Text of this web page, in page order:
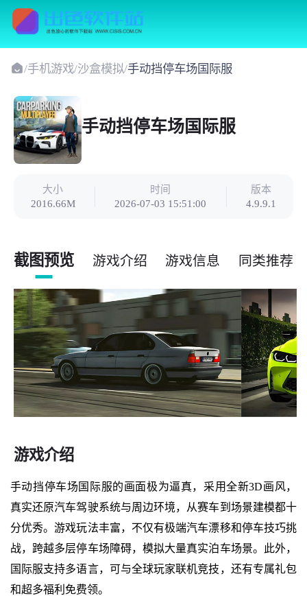
/手机游戏/沙盒模拟/手动挡停车场国际服
手动挡停车场国际服
大小
2016.66M
时间
2026-07-03 15:51:00
版本
4.9.9.1
截图预览 游戏介绍 游戏信息 同类推荐
游戏介绍
手动挡停车场国际服的画面极为逼真，采用全新3D画风，
真实还原汽车驾驶系统与周边环境，从赛车到场景建模都十
分优秀。游戏玩法丰富，不仅有极端汽车漂移和停车技巧挑
战，跨越多层停车场障碍，模拟大量真实泊车场景。此外，
国际服支持多语言，可与全球玩家联机竞技，还有专属礼包
和超多福利免费领。